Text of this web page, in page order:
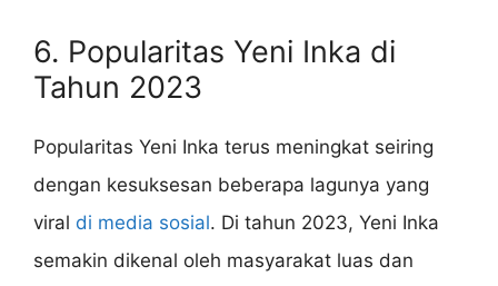
6. Popularitas Yeni Inka di
Tahun 2023
Popularitas Yeni Inka terus meningkat seiring
dengan kesuksesan beberapa lagunya yang
viral di media sosial. Di tahun 2023, Yeni Inka
semakin dikenal oleh masyarakat luas dan